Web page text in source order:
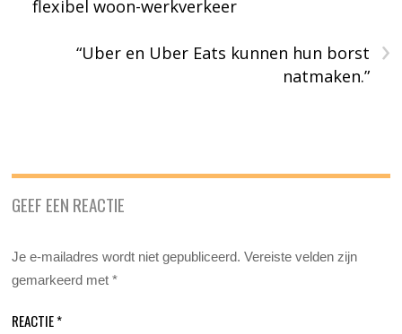
flexibel woon-werkverkeer
›
“Uber en Uber Eats kunnen hun borst
natmaken.”
GEEF EEN REACTIE
Je e-mailadres wordt niet gepubliceerd. Vereiste velden zijn
gemarkeerd met*
REACTIE*